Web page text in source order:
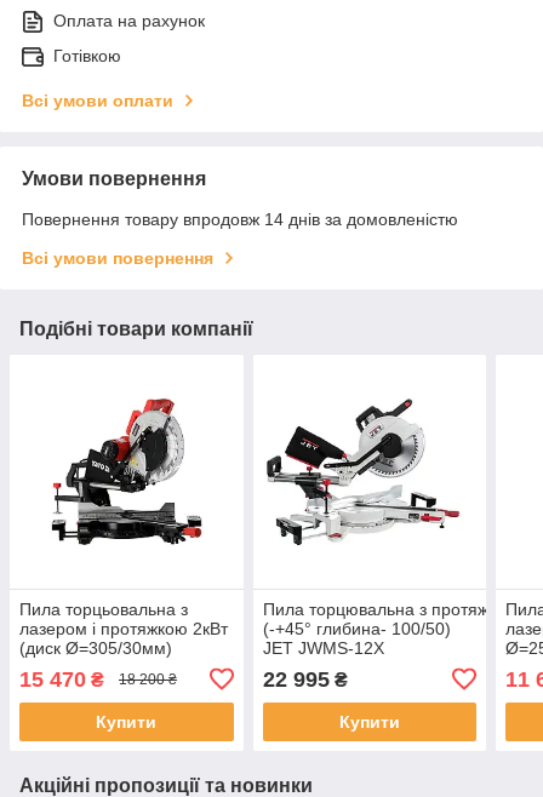
Оплата на рахунок
Готівкою
Всі умови оплати
Умови повернення
Повернення товару впродовж 14 днів за домовленістю
Всі умови повернення
Подібні товари компанії
Пила торцьовальна з
лазером і протяжкою 2кВт
(диск Ø=305/30мм)
90°/45°-90/45мм (l= 340
мм) Yato YT-82176
15 470 ₴ 18 200 ₴
Купити
Пила торцювальна з протяжкою
(-+45° глибина- 100/50)
JET JWMS-12X
22 995₴
Купити
11
Акційні пропозиції та новинки